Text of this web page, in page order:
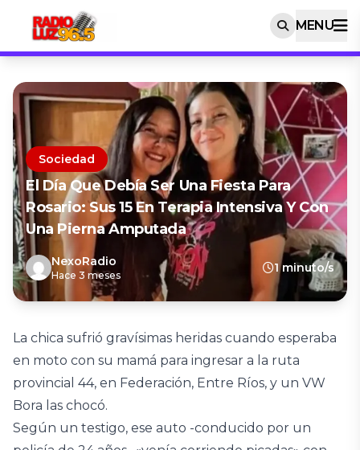
MENU
Sociedad
El Día Que Debía Ser Una Fiesta Para
Rosario: Sus 15 En Terapia Intensiva Y Con
Una Pierna Amputada
NexoRadio
Hace 3 meses
1 minuto/s
La chica sufrió gravísimas heridas cuando esperaba
en moto con su mamá para ingresar a la ruta
provincial 44, en Federación, Entre Ríos, y un VW
Bora las chocó.
Según un testigo, ese auto -conducido por un